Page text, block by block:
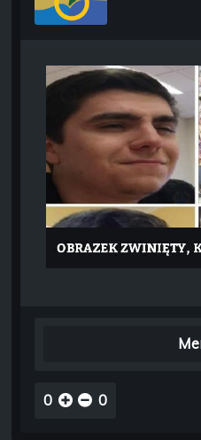
0 0